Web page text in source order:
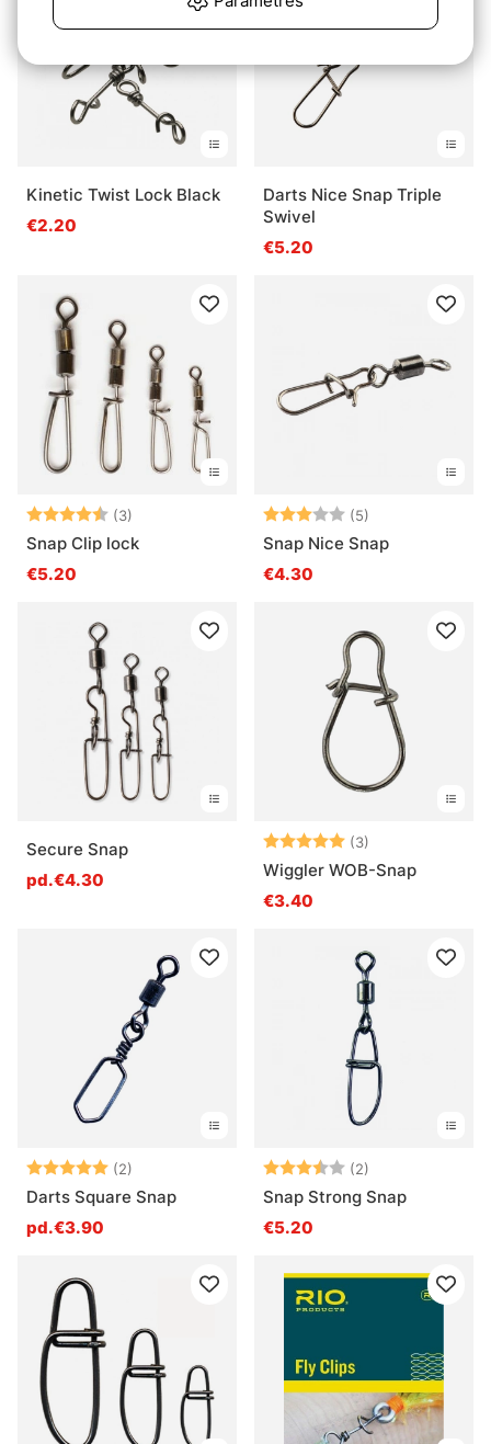
Kinetic Twist Lock Black
€2.20
Darts Nice Snap Triple
Swivel
€5.20
Note: (3)
Snap Clip lock
€5.20
Note: (5)
Snap Nice Snap
€4.30
Secure Snap
pd.€4.30
Note: (3)
Wiggler WOB-Snap
€3.40
Note: (2)
Darts Square Snap
pd.€3.90
Note: (2)
Snap Strong Snap
€5.20